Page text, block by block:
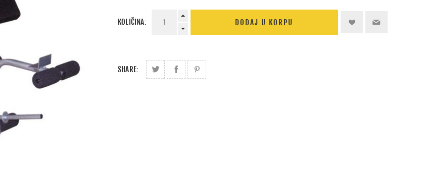
KOLIČINA:
SHARE: